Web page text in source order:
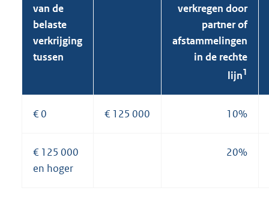
van de
belaste
verkrijging
tussen
verkregen door
partner of
afstammelingen
in de rechte
lijn1
€ 0 € 125 000 10%
€ 125 000
en hoger
20%